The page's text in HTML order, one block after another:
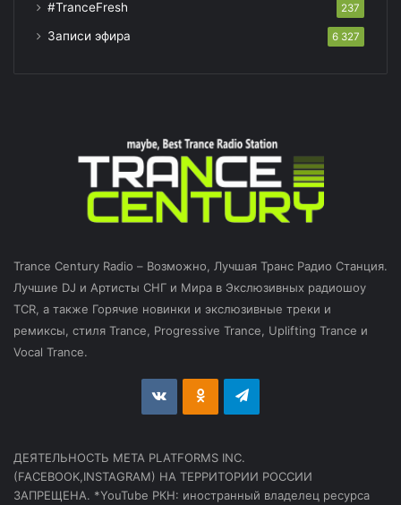
#TranceFresh 237
Записи эфира 6 327
Trance Century Radio – Возможно, Лучшая Транс Радио Станция.
Лучшие DJ и Артисты СНГ и Мира в Экслюзивных радиошоу
TCR, а также Горячие новинки и экслюзивные треки и
ремиксы, стиля Trance, Progressive Trance, Uplifting Trance и
Vocal Trance.
vk.com Odnoklassniki
Telegram
ДЕЯТЕЛЬНОСТЬ МЕТА PLATFORMS INC.
(FACEBOOK,INSTAGRAM) НА ТЕРРИТОРИИ РОССИИ
ЗАПРЕЩЕНА. *YouTube РКН: иностранный владелец ресурса